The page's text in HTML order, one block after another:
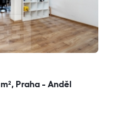
Praha - Anděl